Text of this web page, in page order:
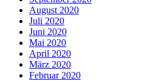
August 2020
Juli 2020
Juni 2020
Mai 2020
April 2020
März 2020
Februar 2020